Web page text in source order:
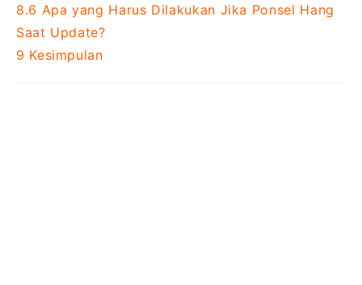
8.6 Apa yang Harus Dilakukan Jika Ponsel Hang
Saat Update?
9 Kesimpulan